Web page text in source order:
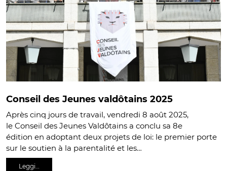
Conseil des Jeunes valdôtains 2025
Après cinq jours de travail, vendredi 8 août 2025,
le Conseil des Jeunes Valdôtains a conclu sa 8e
édition en adoptant deux projets de loi: le premier porte
sur le soutien à la parentalité et les…
Leggi…